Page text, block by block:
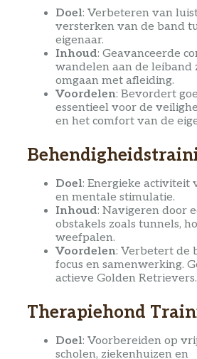
Doel: Verbeteren van
versterken van de band
eigenaar.
Inhoud: Geavanceerde
wandelen aan de leiband
omgaan met afleiding.
Voordelen: Bevordert
essentieel voor de
en het comfort van de
Doel: Energieke activiteit
en mentale stimulatie.
Inhoud: Navigeren door
obstakels zoals tunnels,
weefpalen.
Voordelen: Verbetert de
focus en samenwerking.
actieve Golden Retrievers.
Therapiehond
Doel: Voorbereiden op
scholen, ziekenhuizen en